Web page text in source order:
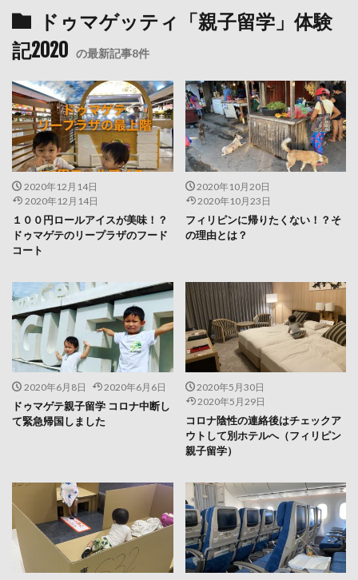
ドゥマゲッティ「親子留学」体験
記2020 の最新記事8件
2020年12月14日
2020年12月14日
１００円ロールアイスが美味！？
ドゥマゲテのリープラザのフード
コート
2020年10月20日
2020年10月23日
フィリピンに帰りたくない！？そ
の理由とは？
2020年6月8日 2020年6月6日
ドゥマゲテ親子留学 コロナ中断し
て緊急帰国しました
2020年5月30日
2020年5月29日
コロナ陰性の連絡後はチェックア
ウトして別ホテルへ（フィリピン
親子留学）